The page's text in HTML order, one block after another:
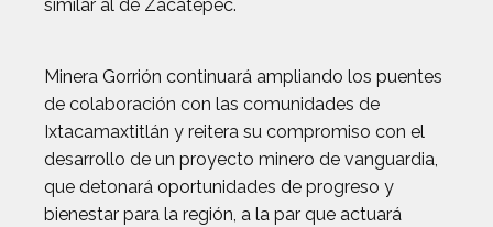
similar al de Zacatepec.
Minera Gorrión continuará ampliando los puentes
de colaboración con las comunidades de
Ixtacamaxtitlán y reitera su compromiso con el
desarrollo de un proyecto minero de vanguardia,
que detonará oportunidades de progreso y
bienestar para la región, a la par que actuará